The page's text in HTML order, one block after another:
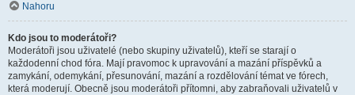
Nahoru
Kdo jsou to moderátoři?
Moderátoři jsou uživatelé (nebo skupiny uživatelů), kteří se starají o
každodenní chod fóra. Mají pravomoc k upravování a mazání příspěvků a
zamykání, odemykání, přesunování, mazání a rozdělování témat ve fórech,
která moderují. Obecně jsou moderátoři přítomni, aby zabraňovali uživatelů v